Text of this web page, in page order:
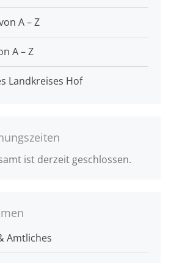
A – Z
A – Z
Landkreises Hof
ist derzeit geschlossen.
Amtliches